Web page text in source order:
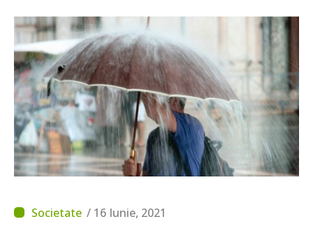
/ 16 Iunie, 2021